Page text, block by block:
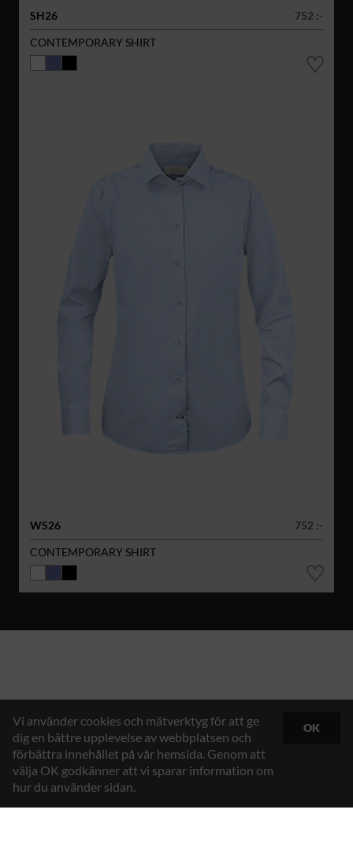
SH26
752 :-
CONTEMPORARY SHIRT
WS26
752 :-
CONTEMPORARY SHIRT
Vi använder cookies och mätverktyg för att ge
dig en bättre upplevelse av webbplatsen och
förbättra innehållet på vår hemsida. Genom att
välja OK godkänner att vi sparar information om
hur du använder sidan.
OK